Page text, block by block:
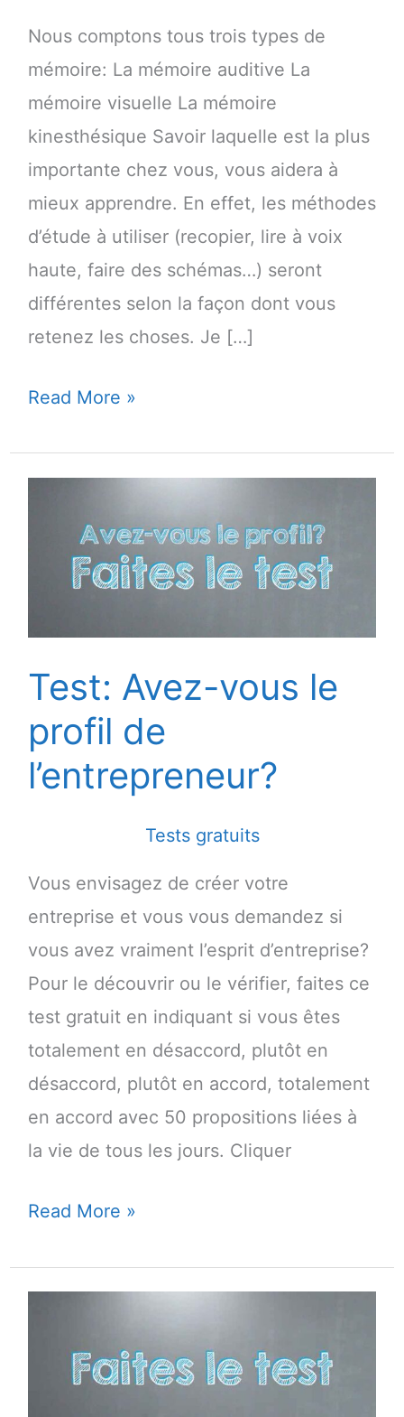
Nous comptons tous trois types de
mémoire: La mémoire auditive La
mémoire visuelle La mémoire
kinesthésique Savoir laquelle est la plus
importante chez vous, vous aidera à
mieux apprendre. En effet, les méthodes
d’étude à utiliser (recopier, lire à voix
haute, faire des schémas…) seront
différentes selon la façon dont vous
retenez les choses. Je […]
Test:
mémoire
visuelle
ou
kinesthésique?)
Read More »
Test: Avez-vous le
profil de
l’entrepreneur?
Tests gratuits
Vous envisagez de créer votre
entreprise et vous vous demandez si
vous avez vraiment l’esprit d’entreprise?
Pour le découvrir ou le vérifier, faites ce
test gratuit en indiquant si vous êtes
totalement en désaccord, plutôt en
désaccord, plutôt en accord, totalement
en accord avec 50 propositions liées à
la vie de tous les jours. Cliquer
Test:
Read More »